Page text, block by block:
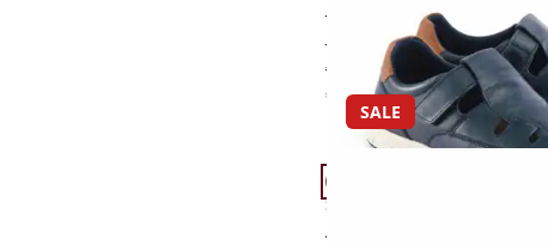
atmungsaktives Futter
supersoftes Leder
€ 99,95
€ 59,95 (-40%)
Artikel 10 von 12.
Passform Schuhweite G.
SALE
Schuhweite G
Antishock-Sandalenschuh